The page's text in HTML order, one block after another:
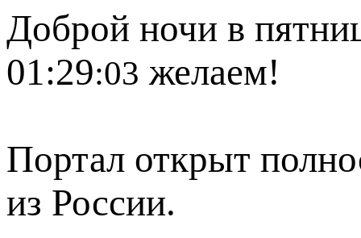
Доброй ночи в
01:29:03 желаем!
Портал открыт
из России.